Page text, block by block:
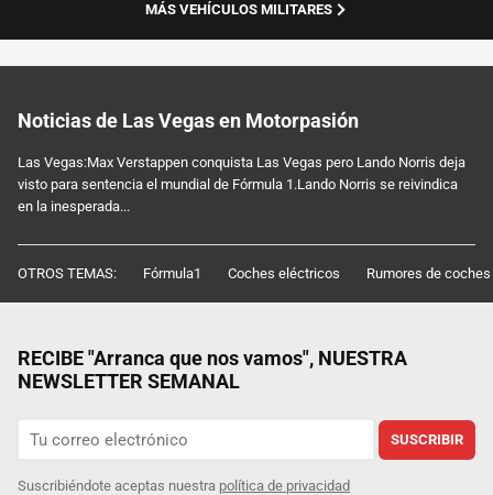
MÁS VEHÍCULOS MILITARES
Noticias de Las Vegas en Motorpasión
Las Vegas:Max Verstappen conquista Las Vegas pero Lando Norris deja
visto para sentencia el mundial de Fórmula 1.Lando Norris se reivindica
en la inesperada...
OTROS TEMAS: Fórmula1 Coches eléctricos Rumores de coches
RECIBE "Arranca que nos vamos", NUESTRA
NEWSLETTER SEMANAL
SUSCRIBIR
Suscribiéndote aceptas nuestra política de privacidad